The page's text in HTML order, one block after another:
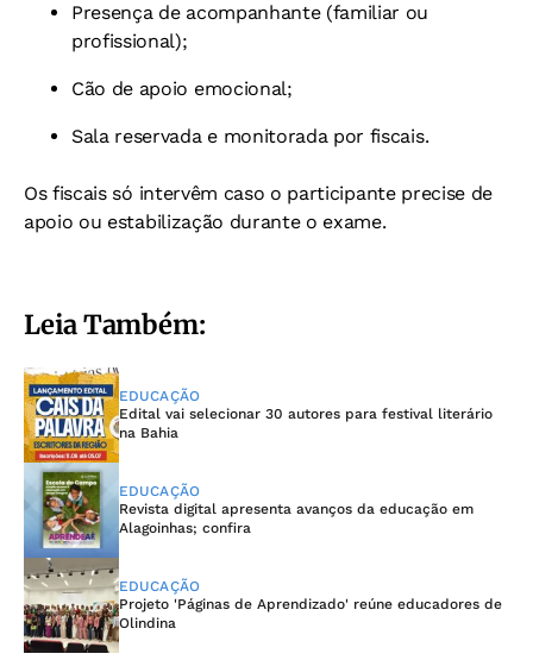
Presença de acompanhante (familiar ou
profissional);
Cão de apoio emocional;
Sala reservada e monitorada por fiscais.
Os fiscais só intervêm caso o participante precise de
apoio ou estabilização durante o exame.
Leia Também:
EDUCAÇÃO
Edital vai selecionar 30 autores para festival literário
na Bahia
EDUCAÇÃO
Revista digital apresenta avanços da educação em
Alagoinhas; confira
EDUCAÇÃO
Projeto 'Páginas de Aprendizado' reúne educadores de
Olindina